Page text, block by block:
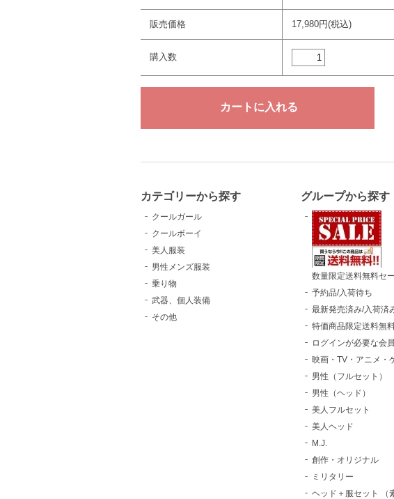
販売価格 17,980円(税込)
購入数
カテゴリーから探す
クールガール
クールボーイ
美人服装
男性メンズ服装
乗り物
武器、個人装備
その他
グループから探す
数量限定送料無料セ
予約品/入荷待ち
最新発売済み/入荷済
特価商品限定送料無
ログインが必要な会
映画・TV・アニメ・
男性（フルセット）
男性（ヘッド）
美人フルセット
美人ヘッド
M.J.
創作・オリジナル
ミリタリー
ヘッド＋服セット （